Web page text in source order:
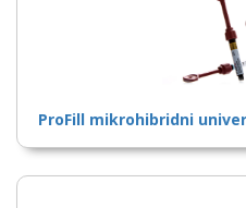
ProFill mikrohibridni